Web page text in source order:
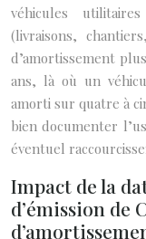
véhicules
(livraisons,
d’amortissement
ans, là où un
amorti sur quatre à
bien documenter
éventuel
Impact de la
d’émission de